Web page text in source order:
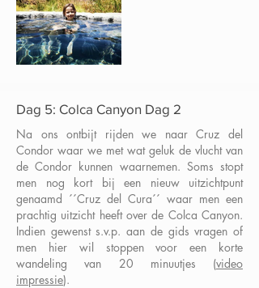
Dag 5: Colca Canyon Dag 2
Na ons ontbijt rijden we naar Cruz del
Condor waar we met wat geluk de vlucht van
de Condor kunnen waarnemen. Soms stopt
men nog kort bij een nieuw uitzichtpunt
genaamd ´´Cruz del Cura´´ waar men een
prachtig uitzicht heeft over de Colca Canyon.
Indien gewenst s.v.p. aan de gids vragen of
men hier wil stoppen voor een korte
wandeling van 20 minuutjes (video
impressie).